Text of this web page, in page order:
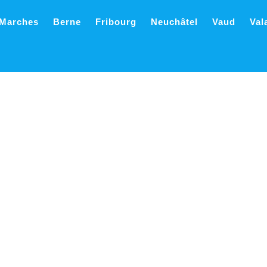
Berne Fribourg Neuchâtel Vaud